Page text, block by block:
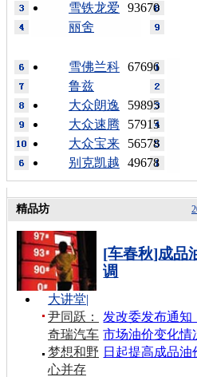
93670
雪铁龙爱
丽舍
67696
雪佛兰科
鲁兹
59895
大众朗逸
57915
大众速腾
56578
大众宝来
49678
别克凯越
精品坊
[车春秋]成品
调
发改委发布通知
市场油价变化情
日起提高成品
大讲堂|
尹同跃：
奇瑞汽车
梦想和野
心并存